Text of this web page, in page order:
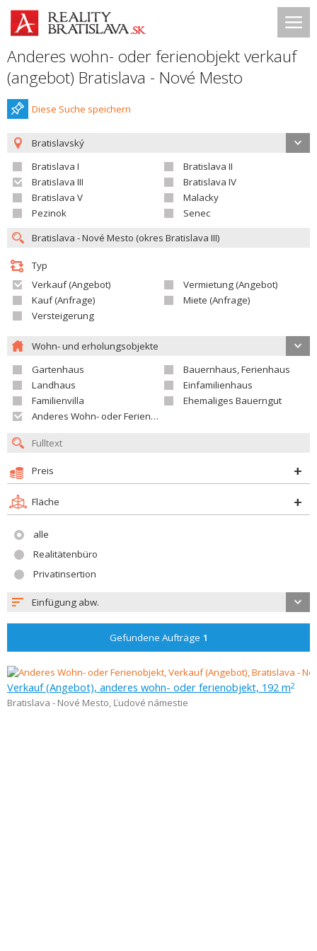
Anderes wohn- oder ferienobjekt verkauf
(angebot) Bratislava - Nové Mesto
Diese Suche speichern
Bratislavský
Bratislava I
Bratislava II
Bratislava III
Bratislava IV
Bratislava V
Malacky
Pezinok
Senec
Typ
Verkauf (Angebot)
Vermietung (Angebot)
Kauf (Anfrage)
Miete (Anfrage)
Versteigerung
Wohn- und erholungsobjekte
Gartenhaus
Bauernhaus, Ferienhaus
Landhaus
Einfamilienhaus
Familienvilla
Ehemaliges Bauerngut
Anderes Wohn- oder Ferienobjekt
Preis
Fläche
alle
Realitätenbüro
Privatinsertion
Einfügung abw.
Gefundene Aufträge 1
Verkauf (Angebot), anderes wohn- oder ferienobjekt, 192 m2
Bratislava - Nové Mesto, Ľudové námestie